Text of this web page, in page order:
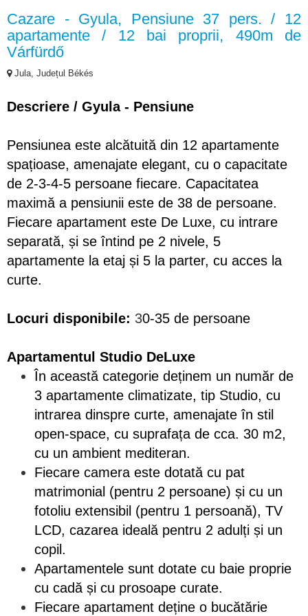
Cazare - Gyula, Pensiune 37 pers. / 12
apartamente / 12 bai proprii, 490m de
Várfürdő
Jula, Județul Békés
Descriere / Gyula - Pensiune
Pensiunea este alcătuită din 12 apartamente
spațioase, amenajate elegant, cu o capacitate
de 2-3-4-5 persoane fiecare. Capacitatea
maximă a pensiunii este de 38 de persoane.
Fiecare apartament este De Luxe, cu intrare
separată, și se întind pe 2 nivele, 5
apartamente la etaj și 5 la parter, cu acces la
curte.
Locuri disponibile: 30-35 de persoane
Apartamentul Studio DeLuxe
În această categorie deținem un număr de
3 apartamente climatizate, tip Studio, cu
intrarea dinspre curte, amenajate în stil
open-space, cu suprafața de cca. 30 m2,
cu un ambient mediteran.
Fiecare camera este dotată cu pat
matrimonial (pentru 2 persoane) și cu un
fotoliu extensibil (pentru 1 persoană), TV
LCD, cazarea ideală pentru 2 adulți și un
copil.
Apartamentele sunt dotate cu baie proprie
cu cadă și cu prosoape curate.
Fiecare apartament deține o bucătărie